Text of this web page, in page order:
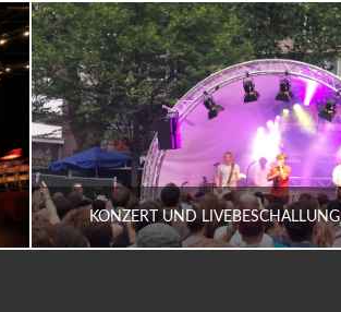
KONZERT UND LIVEBESCHALLUNG